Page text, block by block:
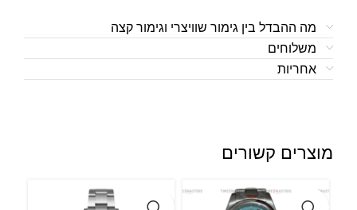
מה ההבדל בין גימור שוויצרי וגימור קצה
משלוחים
אחריות
מוצרים קשורים